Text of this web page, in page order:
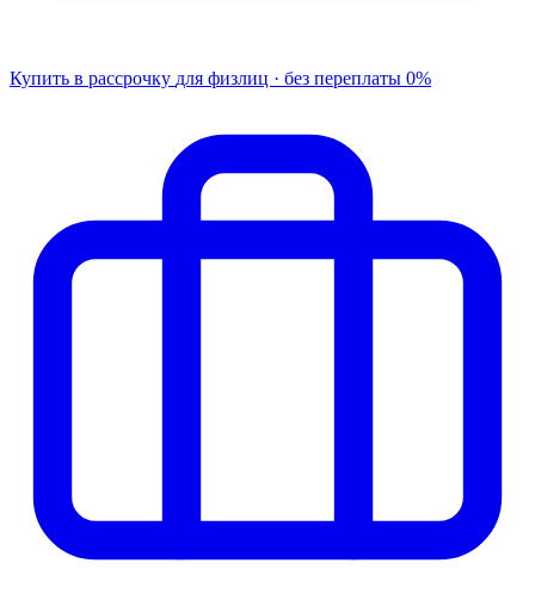
Купить в рассрочку для физлиц · без переплаты 0%